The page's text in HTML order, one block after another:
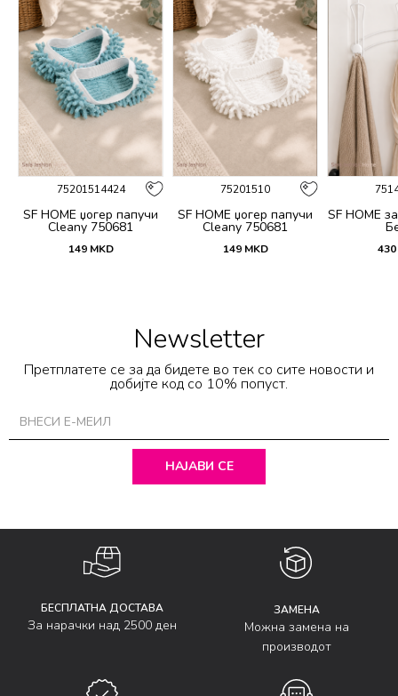
75201514424
SF HOME џогер папучи
Cleany 750681
149 MKD
75201510
SF HOME џогер папучи
Cleany 750681
149 MKD
SF HOME
430
Newsletter
Претплатете се за да бидете во тек со сите новости и
добијте код со 10% попуст.
НАЈАВИ СЕ
БЕСПЛАТНА ДОСТАВА
За нарачки над 2500 ден
ЗАМЕНА
Можна замена на
производот